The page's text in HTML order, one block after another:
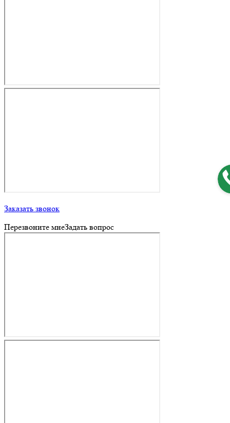
Заказать звонок
Перезвоните мнеЗадать вопрос